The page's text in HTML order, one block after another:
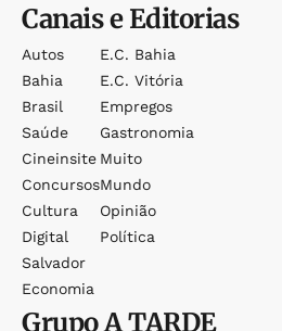
Canais e Editorias
Autos
Bahia
Brasil
Saúde
Cineinsite
Concursos
Cultura
Digital
Salvador
Economia
E.c. Bahia
E.c. Vitória
Empregos
Gastronomia
Muito
Mundo
Opinião
Política
GrupoA TARDE